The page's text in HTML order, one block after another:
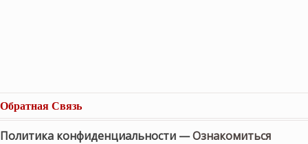
Обратная Связь
Политика конфиденциальности —Ознакомиться